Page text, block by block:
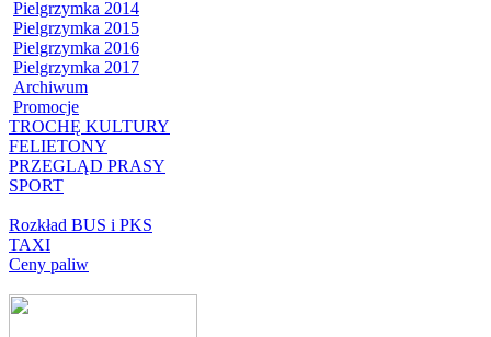
Pielgrzymka 2014
Pielgrzymka 2015
Pielgrzymka 2016
Pielgrzymka 2017
Archiwum
Promocje
TROCHĘ KULTURY
FELIETONY
PRZEGLĄD PRASY
SPORT
Rozkład BUS i PKS
TAXI
Ceny paliw